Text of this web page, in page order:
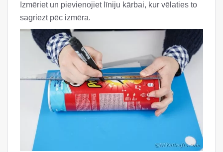
Izmēriet un pievienojiet līniju kārbai, kur vēlaties to
sagriezt pēc izmēra.